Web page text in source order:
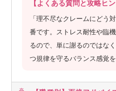
この進化するテクノロジーが
AIが変えるプロダクト開発と
【「バイブネイティブ組織」
ィング（人間が一切コードを
【よくある質問と攻略ヒン
「理不尽なクレームにどう
番です。ストレス耐性や臨
るので、単に謝るのではな
つ規律を守るバランス感覚